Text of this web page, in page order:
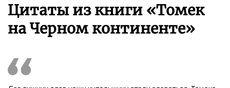
Цитаты из книги «Томек
на Черном континенте»